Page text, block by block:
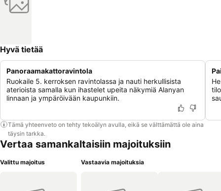
Hyvä tietää
Panoraamakattoravintola
Ruokaile 5. kerroksen ravintolassa ja nauti herkullisista
aterioista samalla kun ihastelet upeita näkymiä Alanyan
linnaan ja ympäröivään kaupunkiin.
Tämä yhteenveto on tehty tekoälyn avulla, eikä se välttämättä ole aina
täysin tarkka.
Vertaa samankaltaisiin majoituksiin
Valittu majoitus Vastaavia majoituksia